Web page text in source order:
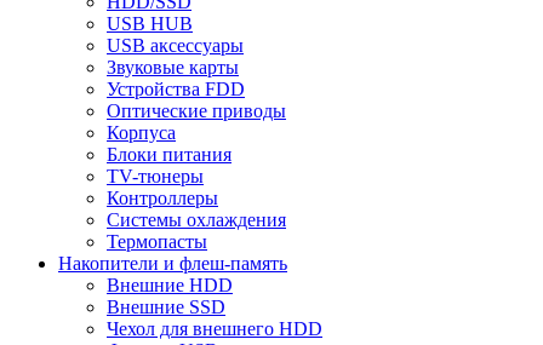
USB HUB
USB аксессуары
Звуковые карты
Устройства FDD
Оптические приводы
Корпуса
Блоки питания
TV-тюнеры
Контроллеры
Системы охлаждения
Термопасты
Накопители и флеш-память
Внешние HDD
Внешние SSD
Чехол для внешнего HDD